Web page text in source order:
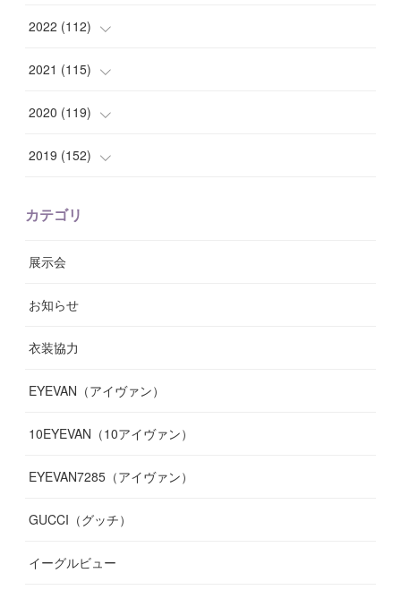
( 7)
( 8 )
( 8)
( 7 )
( 10)
9
(14
(8
(9
( 15)
( 11)
( 10)
( 11)
(14
(19
(12)
(10)
( 12)
( 8)
( 8)
( 6)
(12
(10
(17)
(11)
(10)
2022 (112)
( 10)
( 7)
(8)
(9
(7
(7
(10)
(11)
12)
2021 (115)
( 14)
(13)
(3
( 7
(13)
(11)
(13)
7)
(12)
2020 (119)
(7)
(
( 5
(8)
(12)
11)
(13)
2019 (152)
(10 )
(10)
13)
(16)
カテゴリ
展示会
お知らせ
衣装協力
EYEVAN（アイヴァン）
10EYEVAN（10アイヴァン）
EYEVAN7285（アイヴァン）
GUCCI（グッチ）
イーグルビュー